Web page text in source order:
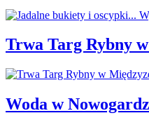
Trwa Targ Rybny
Woda w